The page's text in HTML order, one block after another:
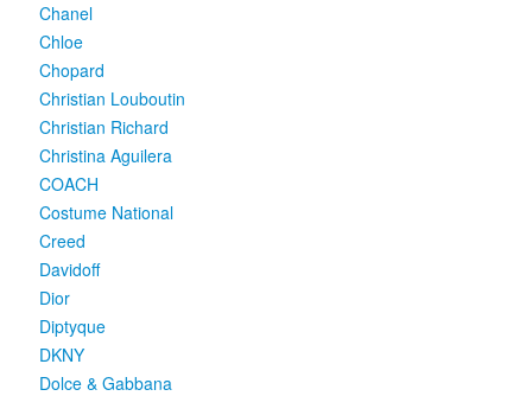
Chanel
Chloe
Chopard
Christian Louboutin
Christian Richard
Christina Aguilera
COACH
Costume National
Creed
Davidoff
Dior
Diptyque
DKNY
Dolce & Gabbana